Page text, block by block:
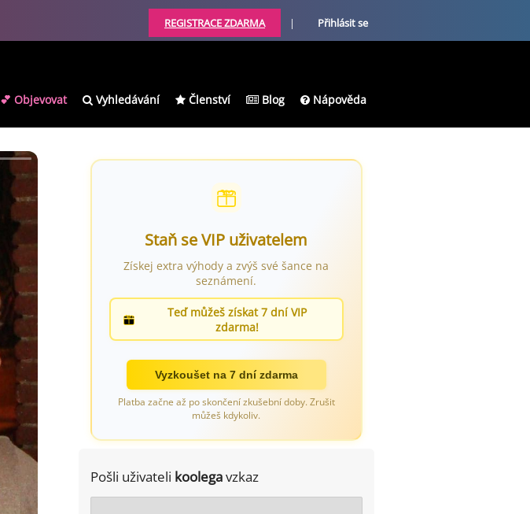
REGISTRACE ZDARMA | Přihlásit se
💕 Objevovat Vyhledávání Členství Blog Nápověda
Staň se VIP uživatelem
Získej extra výhody a zvýš své šance na
seznámení.
Teď můžeš získat 7 dní VIP
zdarma!
Vyzkoušet na 7 dní zdarma
Platba začne až po skončení zkušební doby. Zrušit
můžeš kdykoliv.
Pošli uživateli koolegavzkaz